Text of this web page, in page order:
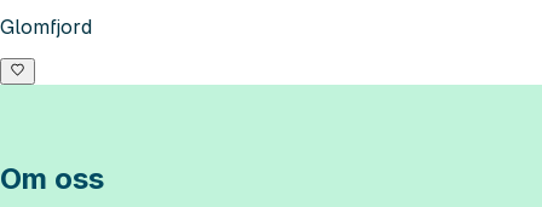
Glomfjord
Om oss